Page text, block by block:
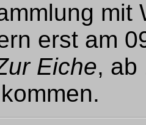
mit
erst am
Eiche, ab